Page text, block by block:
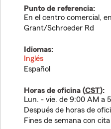
Punto de referencia:
En el centro comercial,
Grant/Schroeder Rd
Idiomas:
Inglés
Español
Horas de oficina (CST):
Lun. - vie. de 9:00 AM a
Después de horas de
Fines de semana con